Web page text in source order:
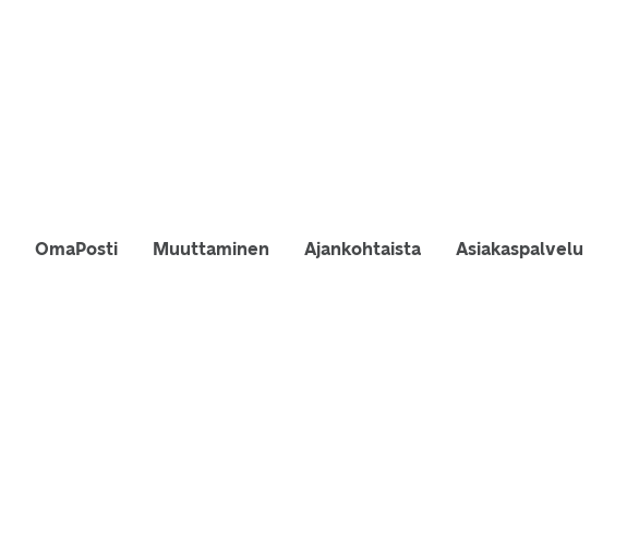
OmaPosti Muuttaminen Ajankohtaista Asiakaspalvelu